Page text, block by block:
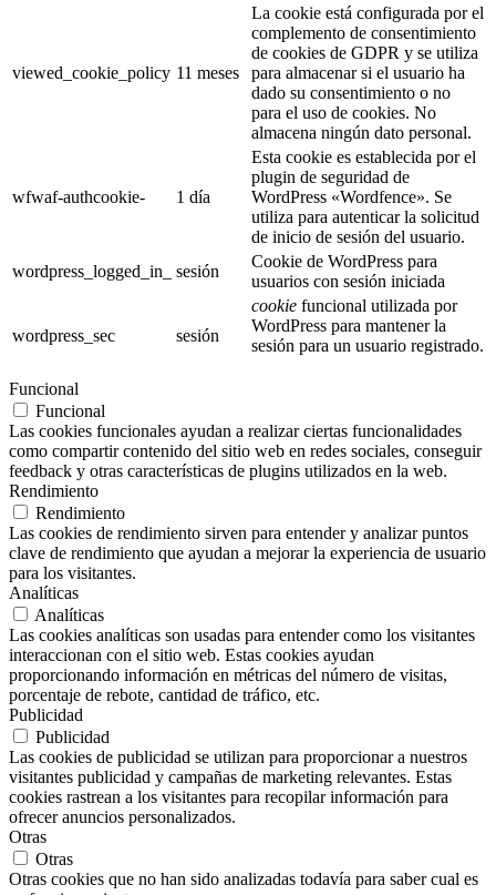
viewed_cookie_policy 11 meses
La cookie está configurada por el
complemento de consentimiento
de cookies de GDPR y se utiliza
para almacenar si el usuario ha
dado su consentimiento o no
para el uso de cookies. No
almacena ningún dato personal.
wfwaf-authcookie- 1 día
Esta cookie es establecida por el
plugin de seguridad de
WordPress «Wordfence». Se
utiliza para autenticar la solicitud
de inicio de sesión del usuario.
wordpress_logged_in_
sesión
Cookie de WordPress para
usuarios con sesión iniciada
wordpress_sec sesión
cookie funcional utilizada por
WordPress para mantener la
sesión para un usuario registrado.
Funcional
Funcional
Las cookies funcionales ayudan a realizar ciertas funcionalidades
como compartir contenido del sitio web en redes sociales, conseguir
feedback y otras características de plugins utilizados en la web.
Rendimiento
Rendimiento
Las cookies de rendimiento sirven para entender y analizar puntos
clave de rendimiento que ayudan a mejorar la experiencia de usuario
para los visitantes.
Analíticas
Analíticas
Las cookies analíticas son usadas para entender como los visitantes
interaccionan con el sitio web. Estas cookies ayudan
proporcionando información en métricas del número de visitas,
porcentaje de rebote, cantidad de tráfico, etc.
Publicidad
Publicidad
Las cookies de publicidad se utilizan para proporcionar a nuestros
visitantes publicidad y campañas de marketing relevantes. Estas
cookies rastrean a los visitantes para recopilar información para
ofrecer anuncios personalizados.
Otras
Otras
Otras cookies que no han sido analizadas todavía para saber cual es